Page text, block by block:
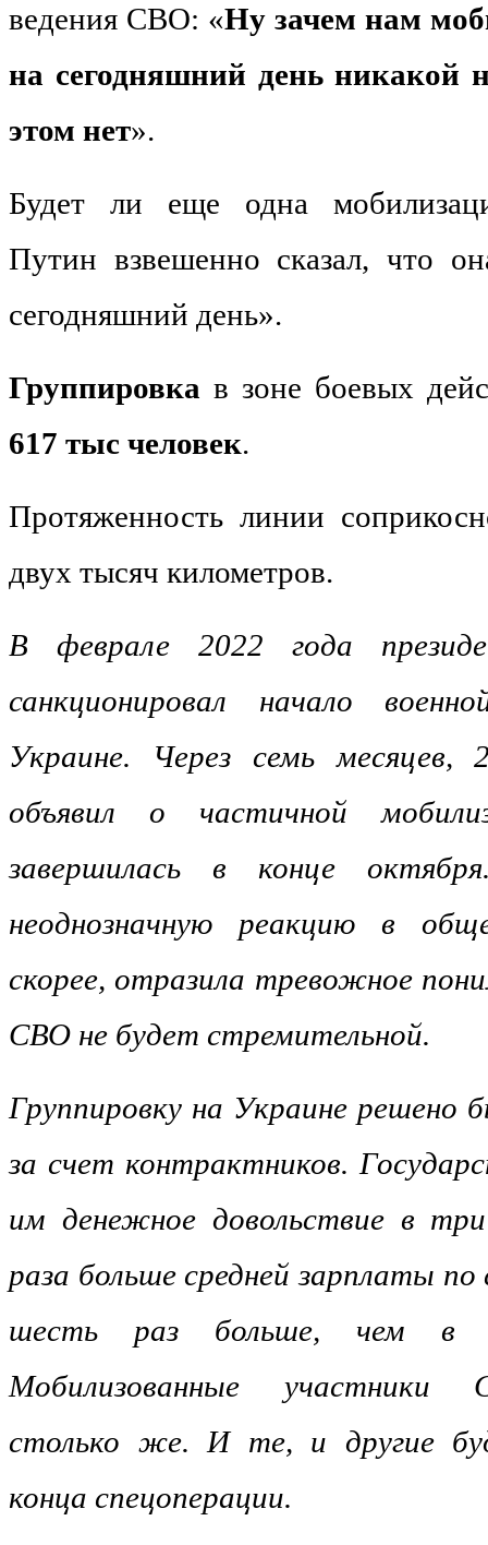
ведения СВО: «Ну зачем нам
на сегодняшний день никакой
этом нет».
Будет ли еще одна
Путин взвешенно сказал, что
сегодняшний день».
Группировка в зоне боевых
617 тыс человек.
Протяженность линии
двух тысяч километров.
В феврале 2022 года
санкционировал начало
Украине. Через семь месяцев,
объявил о частичной
завершилась в конце
неоднозначную реакцию в
скорее, отразила тревожное
СВО не будет стремительной.
Группировку на Украине решено
за счет контрактников.
им денежное довольствие в
раза больше средней зарплаты
шесть раз больше, чем в
Мобилизованные
столько же. И те, и другие
конца спецоперации.